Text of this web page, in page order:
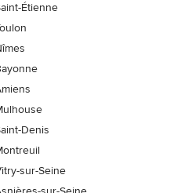
Étienne
Denis
sur-Seine